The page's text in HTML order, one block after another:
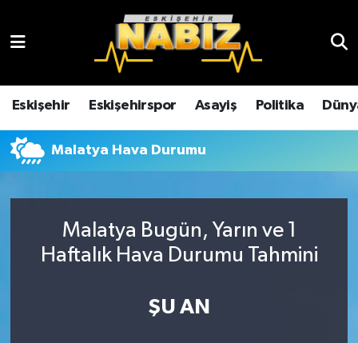
Eskişehir Eskişehirspor Asayiş Politika
Malatya Hava Durumu
Malatya Bugün, Yarın ve 1
Haftalık Hava Durumu Tahmini
ŞU AN
Çevre
Dünya
Ekonomi
Eskişehir
Eskişehir Hava Durumu
Eskişehir Trafik Yoğunluk Haritası
TFF 3.Lig 4.Grup Puan Durumu ve Fikstür
Son Dakika Haberleri
Haber Arşivi